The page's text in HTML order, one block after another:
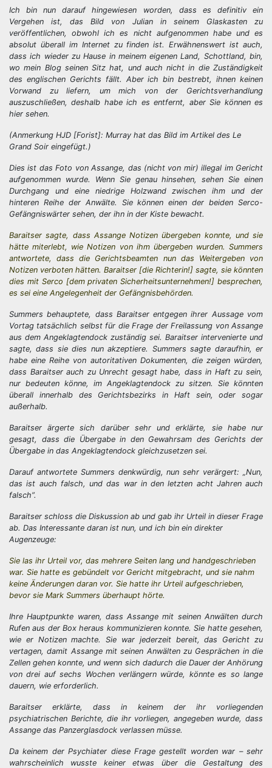
Ich bin nun darauf hingewiesen worden, dass es definitiv ein
Vergehen ist, das Bild von Julian in seinem Glaskasten zu
veröffentlichen, obwohl ich es nicht aufgenommen habe und es
absolut überall im Internet zu finden ist. Erwähnenswert ist auch,
dass ich wieder zu Hause in meinem eigenen Land, Schottland, bin,
wo mein Blog seinen Sitz hat, und auch nicht in die Zuständigkeit
des englischen Gerichts fällt. Aber ich bin bestrebt, ihnen keinen
Vorwand zu liefern, um mich von der Gerichtsverhandlung
auszuschließen, deshalb habe ich es entfernt, aber Sie können es
hier sehen.
(Anmerkung HJD [Forist]: Murray hat das Bild im Artikel des Le
Grand Soir eingefügt.)
Dies ist das Foto von Assange, das (nicht von mir) illegal im Gericht
aufgenommen wurde. Wenn Sie genau hinsehen, sehen Sie einen
Durchgang und eine niedrige Holzwand zwischen ihm und der
hinteren Reihe der Anwälte. Sie können einen der beiden Serco-
Gefängniswärter sehen, der ihn in der Kiste bewacht.
Baraitser sagte, dass Assange Notizen übergeben konnte, und sie
hätte miterlebt, wie Notizen von ihm übergeben wurden. Summers
antwortete, dass die Gerichtsbeamten nun das Weitergeben von
Notizen verboten hätten. Baraitser [die Richterin!] sagte, sie könnten
dies mit Serco [dem privaten Sicherheitsunternehmen!] besprechen,
es sei eine Angelegenheit der Gefängnisbehörden.
Summers behauptete, dass Baraitser entgegen ihrer Aussage vom
Vortag tatsächlich selbst für die Frage der Freilassung von Assange
aus dem Angeklagtendock zuständig sei. Baraitser intervenierte und
sagte, dass sie dies nun akzeptiere. Summers sagte daraufhin, er
habe eine Reihe von autoritativen Dokumenten, die zeigen würden,
dass Baraitser auch zu Unrecht gesagt habe, dass in Haft zu sein,
nur bedeuten könne, im Angeklagtendock zu sitzen. Sie könnten
überall innerhalb des Gerichtsbezirks in Haft sein, oder sogar
außerhalb.
Baraitser ärgerte sich darüber sehr und erklärte, sie habe nur
gesagt, dass die Übergabe in den Gewahrsam des Gerichts der
Übergabe in das Angeklagtendock gleichzusetzen sei.
Darauf antwortete Summers denkwürdig, nun sehr verärgert: „Nun,
das ist auch falsch, und das war in den letzten acht Jahren auch
falsch”.
Baraitser schloss die Diskussion ab und gab ihr Urteil in dieser Frage
ab. Das Interessante daran ist nun, und ich bin ein direkter
Augenzeuge:
Sie las ihr Urteil vor, das mehrere Seiten lang und handgeschrieben
war. Sie hatte es gebündelt vor Gericht mitgebracht, und sie nahm
keine Änderungen daran vor. Sie hatte ihr Urteil aufgeschrieben,
bevor sie Mark Summers überhaupt hörte.
Ihre Hauptpunkte waren, dass Assange mit seinen Anwälten durch
Rufen aus der Box heraus kommunizieren konnte. Sie hatte gesehen,
wie er Notizen machte. Sie war jederzeit bereit, das Gericht zu
vertagen, damit Assange mit seinen Anwälten zu Gesprächen in die
Zellen gehen konnte, und wenn sich dadurch die Dauer der Anhörung
von drei auf sechs Wochen verlängern würde, könnte es so lange
dauern, wie erforderlich.
Baraitser erklärte, dass in keinem der ihr vorliegenden
psychiatrischen Berichte, die ihr vorliegen, angegeben wurde, dass
Assange das Panzerglasdock verlassen müsse.
Da keinem der Psychiater diese Frage gestellt worden war – sehr
wahrscheinlich wusste keiner etwas über die Gestaltung des